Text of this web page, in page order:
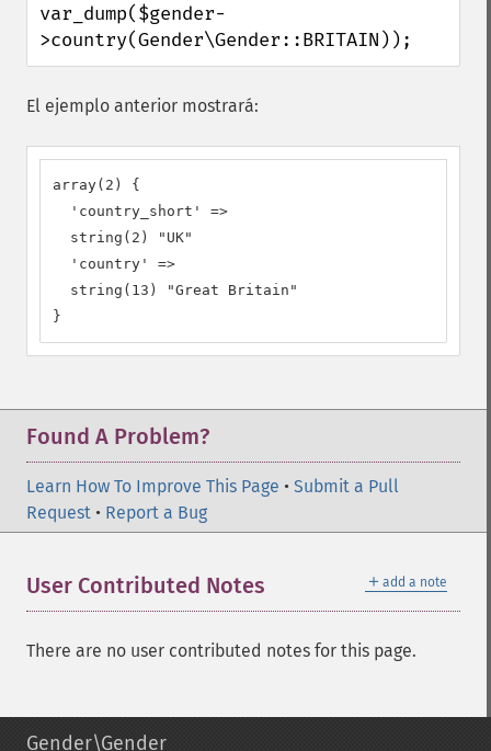
var_dump($gender-
>country(Gender\Gender::BRITAIN));
El ejemplo anterior mostrará:
array(2) {
  'country_short' =>
  string(2) "UK"
  'country' =>
  string(13) "Great Britain"
}
Found A Problem?
Learn How To Improve This Page • Submit a Pull
Request • Report a Bug
＋ add a note
User Contributed Notes
There are no user contributed notes for this page.
Gender\Gender